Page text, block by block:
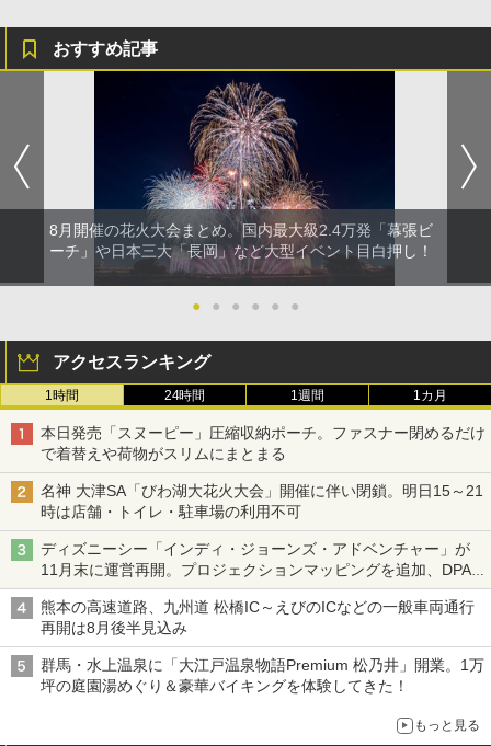
おすすめ記事
8月開催の花火大会まとめ。国内最大級2.4万発「幕張ビ
ーチ」や日本三大「長岡」など大型イベント目白押し！
● ● ● ● ● ●
アクセスランキング
1時間 24時間 1週間 1カ月
本日発売「スヌーピー」圧縮収納ポーチ。ファスナー閉めるだけ
で着替えや荷物がスリムにまとまる
名神 大津SA「びわ湖大花火大会」開催に伴い閉鎖。明日15～21
時は店舗・トイレ・駐車場の利用不可
ディズニーシー「インディ・ジョーンズ・アドベンチャー」が
11月末に運営再開。プロジェクションマッピングを追加、DPA
は1500円
熊本の高速道路、九州道 松橋IC～えびのICなどの一般車両通行
再開は8月後半見込み
群馬・水上温泉に「大江戸温泉物語Premium 松乃井」開業。1万
坪の庭園湯めぐり＆豪華バイキングを体験してきた！
もっと見る